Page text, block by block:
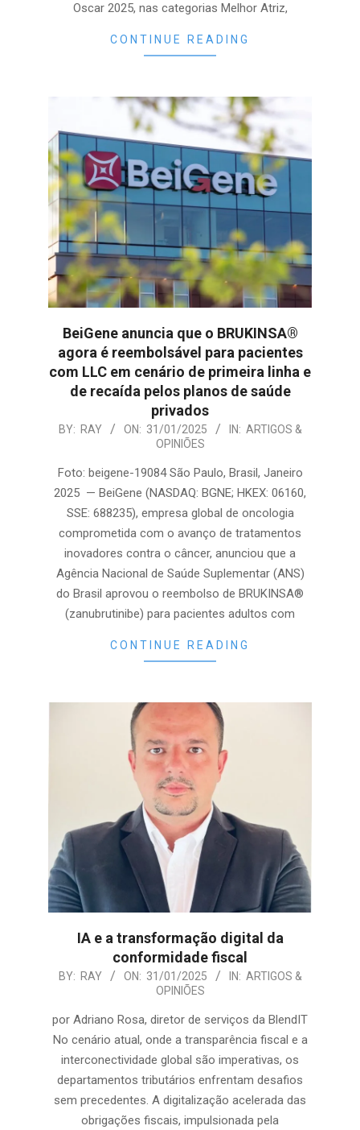
Oscar 2025, nas categorias Melhor Atriz,
CONTINUE READING
BeiGene anuncia que o BRUKINSA®
agora é reembolsável para pacientes
com LLC em cenário de primeira linha e
de recaída pelos planos de saúde
privados
2025-
31
BY: RAY ON: 31/01/2025 IN: ARTIGOS &
OPINIÕES
Foto: beigene-19084 São Paulo, Brasil, Janeiro
2025 — BeiGene (NASDAQ: BGNE; HKEX: 06160,
SSE: 688235), empresa global de oncologia
comprometida com o avanço de tratamentos
inovadores contra o câncer, anunciou que a
Agência Nacional de Saúde Suplementar (ANS)
do Brasil aprovou o reembolso de BRUKINSA®
(zanubrutinibe) para pacientes adultos com
CONTINUE READING
IA e a transformação digital da
conformidade fiscal
2025-
31
BY: RAY ON: 31/01/2025 IN: ARTIGOS &
OPINIÕES
por Adriano Rosa, diretor de serviços da BlendIT
No cenário atual, onde a transparência fiscal e a
interconectividade global são imperativas, os
departamentos tributários enfrentam desafios
sem precedentes. A digitalização acelerada das
obrigações fiscais, impulsionada pela